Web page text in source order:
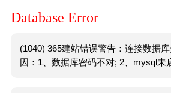
Database Error
(1040) 365建站错误警告：连接数据
因：1、数据库密码不对; 2、mysql未